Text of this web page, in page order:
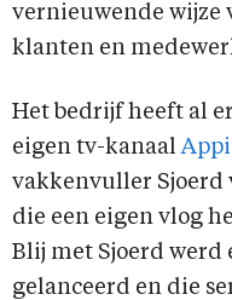
vernieuwende wijze
klanten en
Het bedrijf heeft al
eigen tv-kanaal
vakkenvuller Sjoerd
die een eigen vlog
Blij met Sjoerd werd
gelanceerd en die